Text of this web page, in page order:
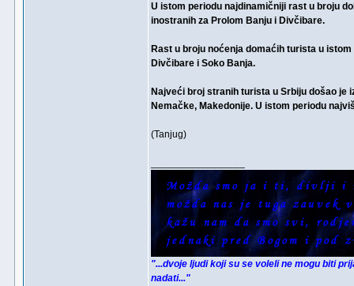
U istom periodu najdinamičniji rast u broju
inostranih za Prolom Banju i Divčibare.
Rast u broju noćenja domaćih turista u
Divčibare i Soko Banja.
Najveći broj stranih turista u Srbiju došao je
Nemačke, Makedonije. U istom periodu
(Tanjug)
"...dvoje ljudi koji su se voleli ne mogu biti
nadati..."